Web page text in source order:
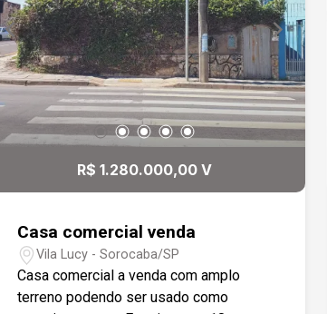
R$ 1.280.000,00 V
Casa comercial venda
Vila Lucy - Sorocaba/SP
Casa comercial a venda com amplo
terreno podendo ser usado como